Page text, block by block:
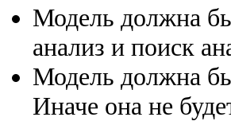
Модель должна
анализ и поиск
Модель должна
Иначе она не